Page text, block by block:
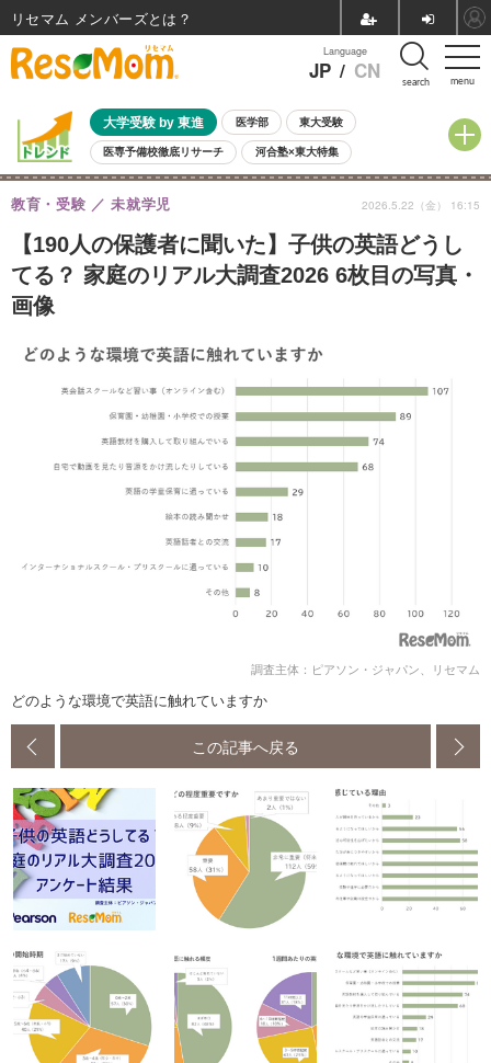
menu
Language
JP / CN search
大学受験 by 東進 医学部 東大受験
医専予備校徹底リサーチ 河合塾×東大特集
親子で考える大学選び 高校受験 中学受験 小学校受験
共通テスト 夏休み
8月開催イベント・WS 全国公立高校 過去問 人気記事
自由研究教材（小学生向け） 自由研究教材（中学生向け） ランキング
【190人の保護者に聞いた】子供の英語どうし
てる？ 家庭のリアル大調査2026 6枚目の写真・
画像
教育・受験 未就学児 2026.5.22（金） 16:15
調査主体：ピアソン・ジャパン、リセマム
どのような環境で英語に触れていますか
この記事へ戻る
リセマム メンバーズ